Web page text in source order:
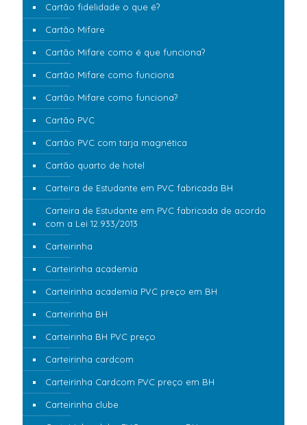
Cartão fidelidade o que é?
Cartão Mifare
Cartão Mifare como é que funciona?
Cartão Mifare como funciona
Cartão Mifare como funciona?
Cartão PVC
Cartão PVC com tarja magnética
Cartão quarto de hotel
Carteira de Estudante em PVC fabricada BH
Carteira de Estudante em PVC fabricada de acordo
com a Lei 12.933/2013
Carteirinha
Carteirinha academia
Carteirinha academia PVC preço em BH
Carteirinha BH
Carteirinha BH PVC preço
Carteirinha cardcom
Carteirinha Cardcom PVC preço em BH
Carteirinha clube